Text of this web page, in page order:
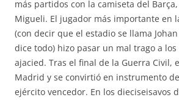
más partidos con la camiseta del
Migueli. El jugador más importante en
(con decir que el estadio se llama
dice todo) hizo pasar un mal trago a los
ajacied. Tras el final de la Guerra Civil,
Madrid y se convirtió en instrumento
ejército vencedor. En los dieciseisavos